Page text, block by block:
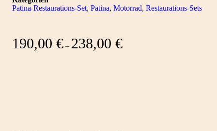
Patina-Restaurations-Set, Patina, Motorrad, Restaurations-Sets
190,00 € – 238,00 €